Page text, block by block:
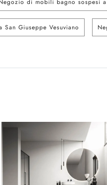
di mobili bagno sospesi
Giuseppe Vesuviano